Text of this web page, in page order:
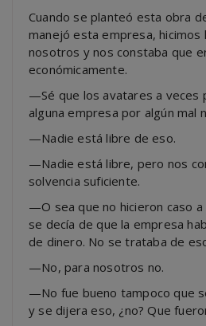
Cuando se planteó esta obra
manejó esta empresa, hicimos
nosotros y nos constaba que
económicamente.
—Sé que los avatares a veces
alguna empresa por algún mal
—Nadie está libre de eso.
—Nadie está libre, pero nos
solvencia suficiente.
—O sea que no hicieron caso
se decía de que la empresa
de dinero. No se trataba de
—No, para nosotros no.
—No fue bueno tampoco que
y se dijera eso, ¿no? Que